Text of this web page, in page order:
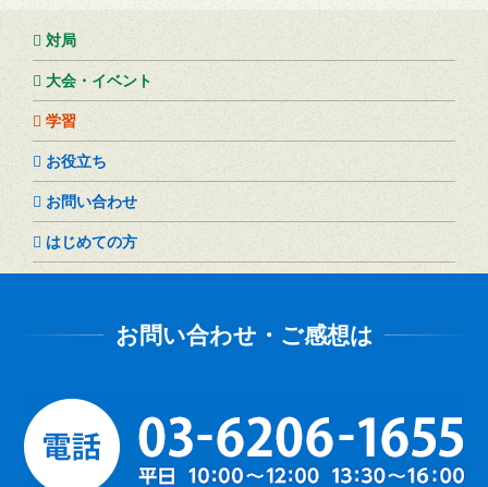
対局
大会・イベント
学習
お役立ち
お問い合わせ
はじめての方